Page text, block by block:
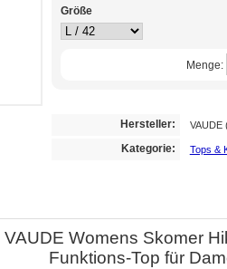
Größe
Menge:
Hersteller: VAUDE
Kategorie: Tops &
VAUDE Womens Skomer
Funktions-Top für